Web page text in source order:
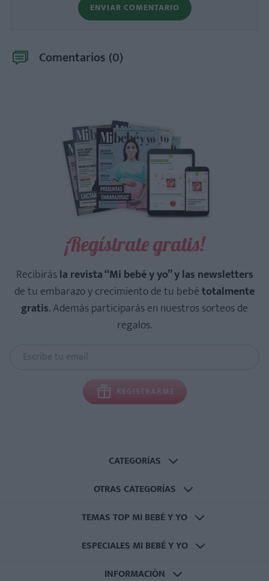
ENVIAR COMENTARIO
Comentarios (0)
¡Regístrate gratis!
Recibirásla revista “Mi bebé y yo” y las newsletters
de tu embarazo y crecimiento de tu bebétotalmente
gratis. Además participarás en nuestros sorteos de
regalos.
REGISTRARME
CATEGORÍAS
OTRAS CATEGORÍAS
TEMAS TOP MI BEBÉ Y YO
ESPECIALES MI BEBÉ Y YO
INFORMACIÓN